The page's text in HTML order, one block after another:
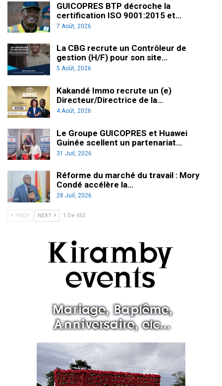
GUICOPRES BTP décroche la
certification ISO 9001:2015 et…
7 Août, 2026
La CBG recrute un Contrôleur de
gestion (H/F) pour son site…
5 Août, 2026
Kakandé Immo recrute un (e)
Directeur/Directrice de la…
4 Août, 2026
Le Groupe GUICOPRES et Huawei
Guinée scellent un partenariat…
31 Juil, 2026
Réforme du marché du travail : Mory
Condé accélère la…
28 Juil, 2026
PREV NEXT 1 De 452